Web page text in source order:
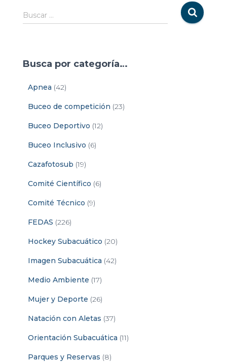
Buscar …
Busca por categoría…
Apnea (42)
Buceo de competición (23)
Buceo Deportivo (12)
Buceo Inclusivo (6)
Cazafotosub (19)
Comité Científico (6)
Comité Técnico (9)
FEDAS (226)
Hockey Subacuático (20)
Imagen Subacuática (42)
Medio Ambiente (17)
Mujer y Deporte (26)
Natación con Aletas (37)
Orientación Subacuática (11)
Parques y Reservas (8)